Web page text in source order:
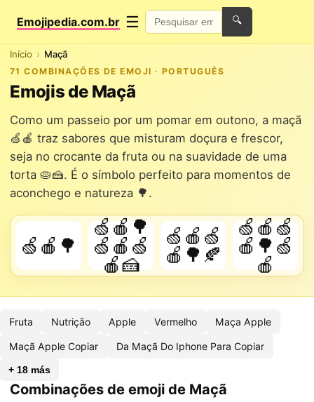
Emojipedia.com.br ☰ 🔍
Início Maçã
71 COMBINAÇÕES DE EMOJI · PORTUGUÊS
Emojis de Maçã
Como um passeio por um pomar em outono, a maçã
🍏🍎 traz sabores que misturam doçura e frescor,
seja no crocante da fruta ou na suavidade de uma
torta 🥧🍰. É o símbolo perfeito para momentos de
aconchego e natureza 🌳.
🍏🍎🌳
🍏🍎🌳
🍏🍎🍏
🍎🍰
🍏🍎🍏
🍎🌳🍂
🍏🍎🍏
🍎🌳🍏
🍎
Fruta Nutrição Apple Vermelho Maça Apple
Maçã Apple Copiar Da Maçã Do Iphone Para Copiar
+ 18 más
Combinações de emoji de Maçã